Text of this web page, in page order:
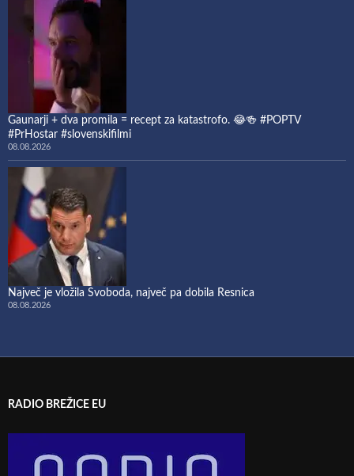
Gaunarji + dva promila = recept za katastrofo. 😂🍻 #POPTV
#PrHostar #slovenskifilmi
08.08.2026
Največ je vložila Svoboda, največ pa dobila Resnica
08.08.2026
RADIO BREŽICE EU